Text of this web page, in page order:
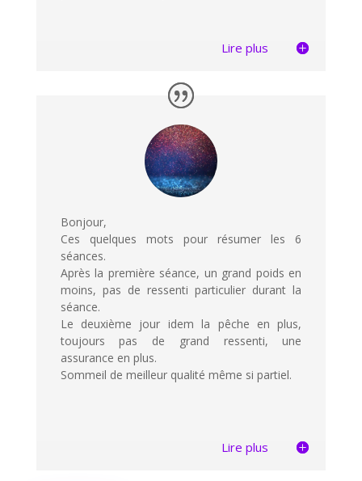
Lire plus
Bonjour,
Ces quelques mots pour résumer les 6
séances.
Après la première séance, un grand poids en
moins, pas de ressenti particulier durant la
séance.
Le deuxième jour idem la pêche en plus,
toujours pas de grand ressenti, une
assurance en plus.
Sommeil de meilleur qualité même si partiel.
Lire plus